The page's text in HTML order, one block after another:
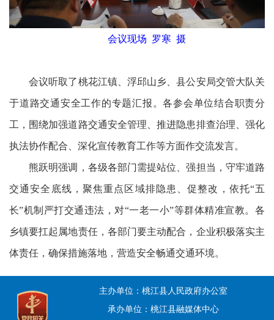
会议现场 罗寒 摄
会议听取了桃花江镇、浮邱山乡、县公安局交管大队关
于道路交通安全工作的专题汇报。各参会单位结合职责分
工，围绕加强道路交通安全管理、推进隐患排查治理、强化
执法协作配合、深化宣传教育工作等方面作交流发言。
熊跃明强调，各级各部门需提站位、强担当，守牢道路
交通安全底线，聚焦重点区域排隐患、促整改，依托“五
长”机制严打交通违法，对“一老一小”等群体精准宣教。​各
乡镇要扛起属地责任，各部门要主动配合，企业积极落实主
体责任，确保措施落地，营造安全畅通交通环境。
主办单位：桃江县人民政府办公室
承办单位：桃江县融媒体中心